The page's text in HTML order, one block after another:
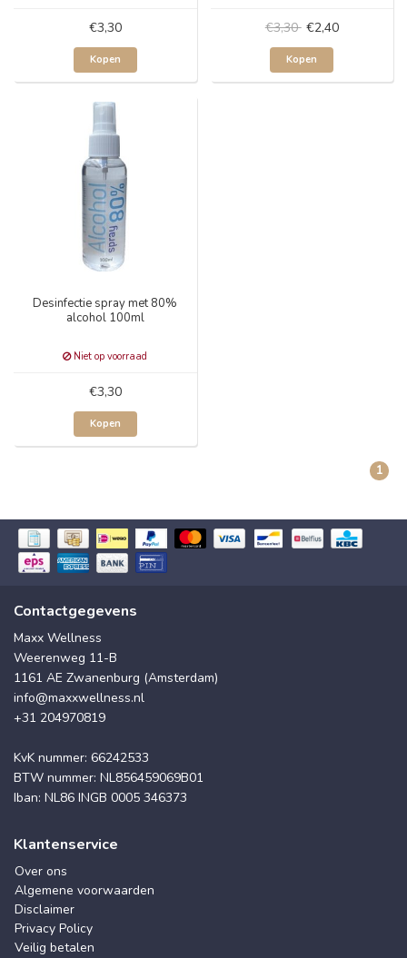
€3,30
Kopen
€3,30 €2,40
Kopen
Desinfectie spray met 80%
alcohol 100ml
Niet op voorraad
€3,30
Kopen
1
Contactgegevens
Maxx Wellness
Weerenweg 11-B
1161 AE Zwanenburg (Amsterdam)
info@maxxwellness.nl
+31 204970819
KvK nummer: 66242533
BTW nummer: NL856459069B01
Iban: NL86 INGB 0005 346373
Klantenservice
Over ons
Algemene voorwaarden
Disclaimer
Privacy Policy
Veilig betalen